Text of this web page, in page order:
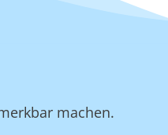
machen.